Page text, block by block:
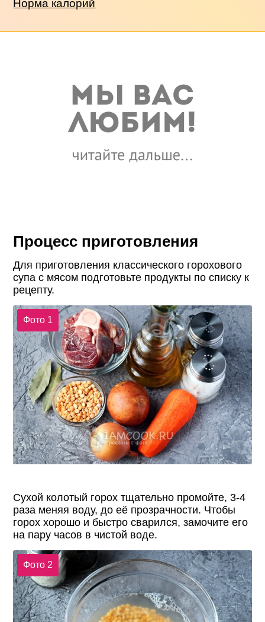
Норма калорий
Процесс приготовления
Для приготовления классического горохового
супа с мясом подготовьте продукты по списку к
рецепту.
Фото 1
Сухой колотый горох тщательно промойте, 3-4
раза меняя воду, до её прозрачности. Чтобы
горох хорошо и быстро сварился, замочите его
на пару часов в чистой воде.
Фото 2